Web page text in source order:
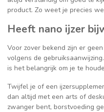
product. Zo weet je precies
Heeft nano ijzer
Voor zover bekend zijn er
volgens de
is het belangrijk om je te
Twijfel je of een
dan altijd met een arts of
zwanger bent, borstvoeding